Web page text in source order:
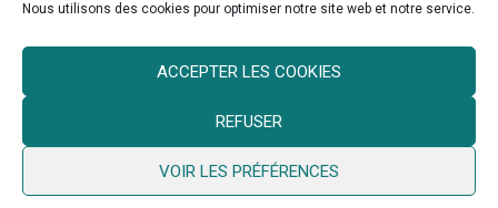
Nous utilisons des cookies pour optimiser notre site web et notre service.
ACCEPTER LES COOKIES
REFUSER
VOIR LES PRÉFÉRENCES
© 2026 Ville de Billy Berclau —neoweb.fr